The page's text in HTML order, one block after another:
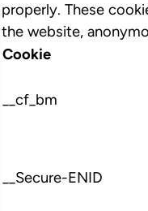
properly. These
the website,
Cookie
__cf_bm
__Secure-ENID